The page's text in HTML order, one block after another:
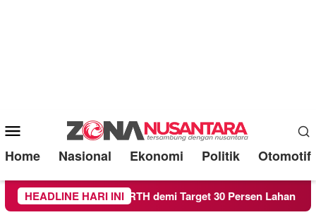
Mobile
Menu
Home Nasional Ekonomi Politik Otomotif
HEADLINE HARI INI
Genjot Raperda RTH demi Target 30 Persen Lahan Hijau